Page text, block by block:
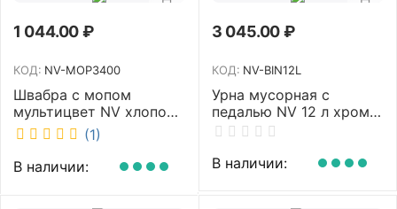
1 044.00₽
КОД: NV-MOP3400
Швабра с мопом
мультицвет NV хлопок
40 см NV-MOP3400
(1)
В наличии:
3 045.00₽
КОД: NV-BIN12L
Урна мусорная с
педалью NV 12 л хром
NV-BIN12L
В наличии: